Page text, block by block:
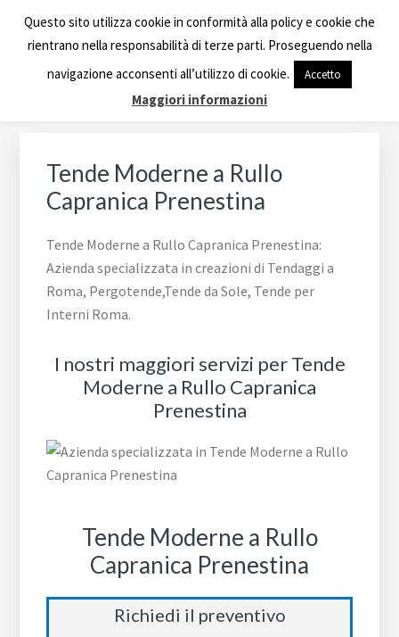
primaria
principale
navigation
TENDE A RULLO ROMA
Azienda specializzata in creazioni di Tendaggi a Roma,
Tende da Sole, Tende per Interni Roma.
Tende Moderne a Rullo
Capranica Prenestina
Tende Moderne a Rullo Capranica Prenestina:
Azienda specializzata in creazioni di Tendaggi a
Roma, Pergotende,Tende da Sole, Tende per
Interni Roma.
I nostri maggiori servizi per Tende
Moderne a Rullo Capranica
Prenestina
Tende Moderne a Rullo
Capranica Prenestina
Richiedi il preventivo
Questo sito utilizza cookie in conformità alla policy e cookie che
rientrano nella responsabilità di terze parti. Proseguendo nella
navigazione acconsenti all’utilizzo di cookie.
Accetto
Maggiori informazioni